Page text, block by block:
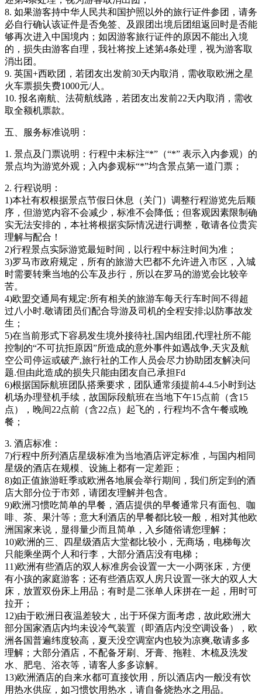
8. 如果游客持中华人民共和国护照以外的旅行证件参团，请务
必自行确认该证件是否免签、及跟团出境后团组返回时是否能
够再次进入中国境内；如因游客旅行证件的原因不能出入境
的，损失由游客自理，我社将按上述第4条处理，视为游客取
消出团。
9. 英国+西欧团，若团友出发前30天内取消，需收取欧洲之星
火车票损失费1000元/人。
10. 报名南航、法荷航线路，若团友出发前22天内取消，需收
取全额机票款。
五、服务标准说明：
1. 景点及门票说明：行程中未标注“*”（“*” 表示入内参观）的
景点均为游览外观；入内参观标“*”均含景点第一道门票；
2. 行程说明：
1)本社有权根据景点节假日休息（关门）调整行程游览先后顺
序，但游览内容不会减少，标准不会降低；但客观因素限制确
实无法安排的，本社将根据实际情况进行调整，敬请各位贵宾
理解与配合！
2)行程景点实际游览最短时间，以行程中标注时间为准；
3)罗马市政府规定，所有的旅游大巴都不允许进入市区，入城
时需要转乘当地的公车及步行，所以在罗马的游览会比较辛
苦。
4)欧盟交通局有规定:所有相关的旅游车每天行车时间不得超
过八小时.敬请团员们配合导游及司机的全程安排;以防事故发
生；
5)在当前形式下容易发生境外接待社,国内组团,代理社所不能
控制的“不可抗拒原因”所造成的意外事件如遇战争,天灾及航
空公司停运或破产,旅行社的工作人员会尽力协助团友解决问
题.但由此造成的损失只能由团友自己承担Fd
6)根据国际航班团队搭乘要求，团队通常须提前4-4.5小时到达
机场办理登机手续，故国际段航班在当地下午15点前（含15
点），晚间22点前（含22点）起飞的，行程均不含午餐或晚
餐；
3. 酒店标准：
7)行程中所列酒店星级标准为当地酒店评定标准，与国内相同
星级的酒店在规模、设施上都有一定差距；
8)如正值旅游旺季或欧洲各地展会举行期间，我们所定到的酒
店大部分位于市郊，请团友理解并包含。
9)欧洲习惯吃简单的早餐，酒店提供的早餐通常只有面包、咖
啡、茶、果汁等；意大利酒店的早餐都比较一般，相对其他欧
洲国家来说，显得量少而且简单，入乡随俗请您理解；
10)欧洲的三、四星级酒店大堂都比较小，无商场，电梯每次
只能乘坐两个人和行李，大部分酒店没有电梯；
11)欧洲有些酒店的双人标准房会设置一大一小两张床，方便
有小孩的家庭游客；还有些酒店双人房只设置一张大的双人大
床，放置双份床上用品；有时是二张单人床拼在一起，用时可
拉开；
12)由于欧洲日夜温差较大，出于环保方面考虑，故此欧洲大
部分国家酒店内均未设冷气装置（即酒店内没空调设备），欧
洲各国普遍纬度较高，夏天没空调室内也较为凉爽,敬请多多
理解；大部分酒店，不配备牙刷、牙膏、拖鞋、木梳及洗发
水、肥皂、浴衣等，请客人多多谅解。
13)欧洲酒店的自来水都可直接饮用，所以酒店内一般没有饮
用热水供应，如习惯饮用热水，请自备烧热水之用品。